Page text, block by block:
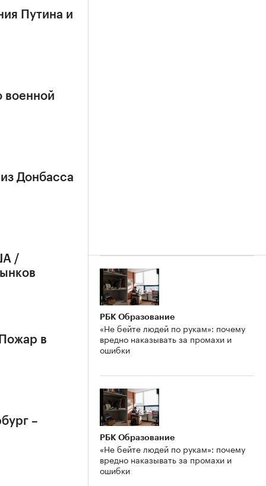
Путина и
военной
Донбасса
/
в
–
РБК Образование
«Не бейте людей по рукам»: почему
вредно наказывать за промахи и
ошибки
РБК Образование
«Не бейте людей по рукам»: почему
вредно наказывать за промахи и
ошибки